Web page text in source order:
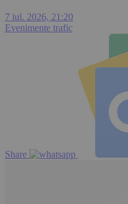
7 iul. 2026, 21:20
Evenimente trafic
Share